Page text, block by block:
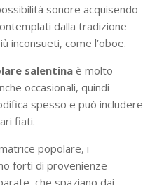
sonore acquisendo
dalla tradizione
inconsueti, come l’oboe.
salentina è molto
occasionali, quindi
spesso e può includere
fiati.
popolare, i
forti di provenienze
che spaziano dai